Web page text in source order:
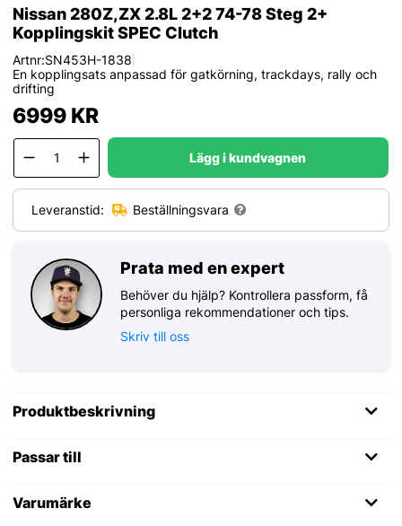
Nissan 280Z,ZX 2.8L 2+2 74-78 Steg 2+
Kopplingskit SPEC Clutch
Artnr:SN453H-1838
En kopplingsats anpassad för gatkörning, trackdays, rally och
drifting
6999KR
Lägg i kundvagnen
Leveranstid: Beställningsvara
Prata med en expert
Behöver du hjälp? Kontrollera passform, få
personliga rekommendationer och tips.
Skriv till oss
Produktbeskrivning
Passar till
Varumärke